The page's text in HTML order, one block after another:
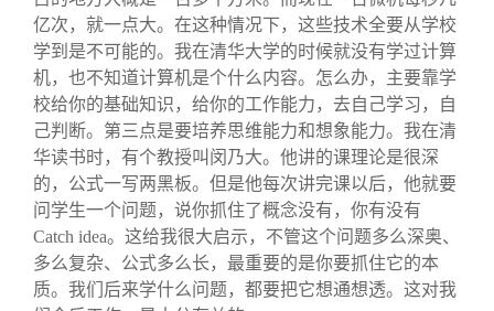
亿次，就一点大。在这种情况下，这些技术全要从学校
学到是不可能的。我在清华大学的时候就没有学过计算
机，也不知道计算机是个什么内容。怎么办，主要靠学
校给你的基础知识，给你的工作能力，去自己学习，自
己判断。第三点是要培养思维能力和想象能力。我在清
华读书时，有个教授叫闵乃大。他讲的课理论是很深
的，公式一写两黑板。但是他每次讲完课以后，他就要
问学生一个问题，说你抓住了概念没有，你有没有
Catch idea。这给我很大启示，不管这个问题多么深奥、
多么复杂、公式多么长，最重要的是你要抓住它的本
质。我们后来学什么问题，都要把它想通想透。这对我